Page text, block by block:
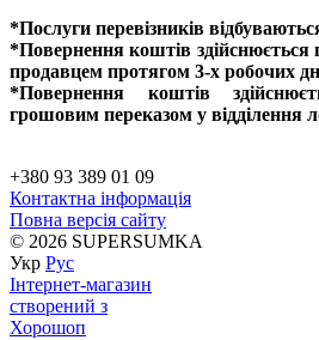
*Послуги перевізників
*Повернення коштів здійснюється
продавцем протягом 3-х робочих
*Повернення коштів
грошовим переказом у відділення
+380 93 389 01 09
Контактна інформація
Повна версія сайту
© 2026 SUPERSUMKA
Укр Рус
Інтернет-магазин
створений з
Хорошоп